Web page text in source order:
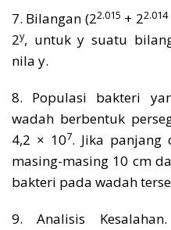
7. Bilangan (22.015 + 22.014
2y, untuk y suatu
nila y.
8. Populasi bakteri
wadah berbentuk
4,2 × 107. Jika panjang
masing-masing 10 cm
bakteri pada wadah
9. Analisis